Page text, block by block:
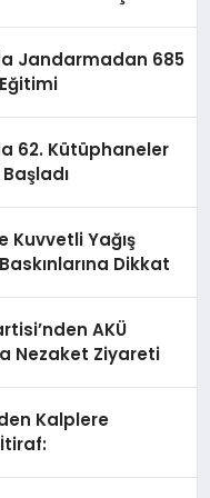
Jandarmadan 685
62. Kütüphaneler
Kuvvetli Yağış
Dikkat
AKÜ
Nezaket Ziyareti
Kalplere